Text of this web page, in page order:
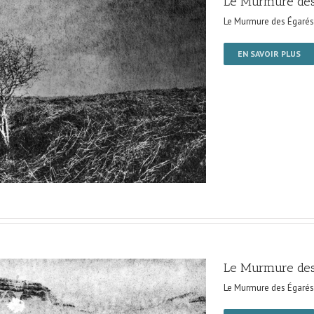
Le Murmure des Égarés
EN SAVOIR PLUS
Le Murmure
Le Murmure des Égarés